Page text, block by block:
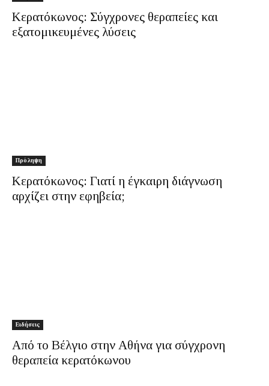
Κερατόκωνος: Σύγχρονες θεραπείες και
εξατομικευμένες λύσεις
Πρόληψη
Κερατόκωνος: Γιατί η έγκαιρη διάγνωση
αρχίζει στην εφηβεία;
Ειδήσεις
Από το Βέλγιο στην Αθήνα για σύγχρονη
θεραπεία κερατόκωνου